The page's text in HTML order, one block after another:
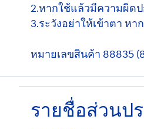
2.หากใช้แล้วมีความผิด
3.ระวังอย่าให้เข้าตา ห
หมายเลขสินค้า 88835
รายชื่อส่วนป